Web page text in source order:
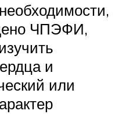
ЧПЭФИ,
и
или